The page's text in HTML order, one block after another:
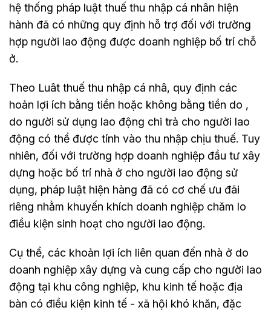
hệ thống pháp luật thuế thu nhập cá nhân hiện
hành đã có những quy định hỗ trợ đối với trường
hợp người lao động được doanh nghiệp bố trí chỗ
ở.
Theo Luât thuế thu nhập cá nhâ, quy định các
hoản lợi ích bằng tiền hoặc không bằng tiền do ,
do người sử dụng lao động chi trả cho người lao
động có thể được tính vào thu nhập chịu thuế. Tuy
nhiên, đối với trường hợp doanh nghiệp đầu tư xây
dựng hoặc bố trí nhà ở cho người lao động sử
dụng, pháp luật hiện hàng đã có cơ chế ưu đãi
riêng nhằm khuyến khích doanh nghiệp chăm lo
điều kiện sinh hoạt cho người lao động.
Cụ thể, các khoản lợi ích liên quan đến nhà ở do
doanh nghiệp xây dựng và cung cấp cho người lao
động tại khu công nghiệp, khu kinh tế hoặc địa
bàn có điều kiện kinh tế - xã hội khó khăn, đặc